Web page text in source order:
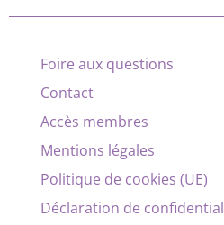
Foire aux questions
Contact
Accès membres
Mentions légales
Politique de cookies (UE)
Déclaration de